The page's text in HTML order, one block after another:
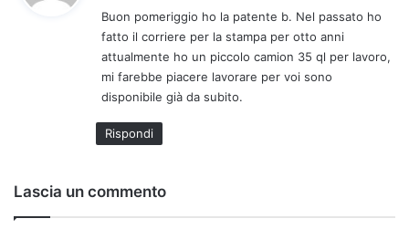
e
t
t
o
:
Buon pomeriggio ho la patente b. Nel passato ho
fatto il corriere per la stampa per otto anni
attualmente ho un piccolo camion 35 ql per lavoro,
mi farebbe piacere lavorare per voi sono
disponibile già da subito.
Rispondi
Lascia un commento